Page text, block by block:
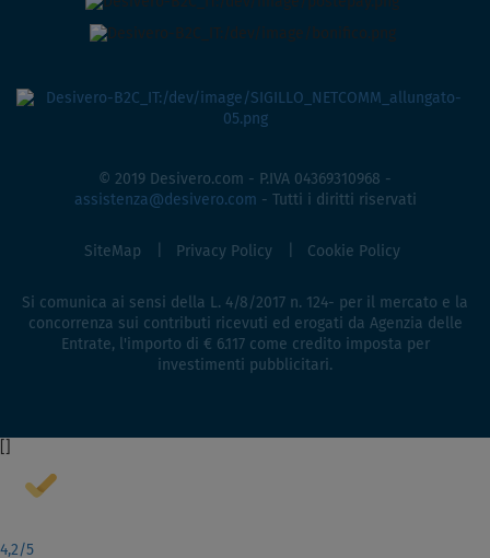
© 2019 Desivero.com - P.IVA 04369310968 -
assistenza@desivero.com - Tutti i diritti riservati
SiteMap Privacy Policy Cookie Policy
Si comunica ai sensi della L. 4/8/2017 n. 124- per il mercato e la
concorrenza sui contributi ricevuti ed erogati da Agenzia delle
Entrate, l'importo di € 6.117 come credito imposta per
investimenti pubblicitari.
4,2 /5